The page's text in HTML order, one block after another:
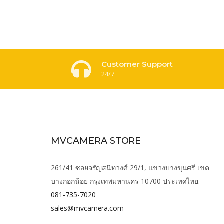
Customer Support
24/7
MVCAMERA STORE
261/41 ซอยจรัญสนิทวงศ์ 29/1, แขวงบางขุนศรี เขต
บางกอกน้อย กรุงเทพมหานคร 10700 ประเทศไทย.
081-735-7020
sales@mvcamera.com